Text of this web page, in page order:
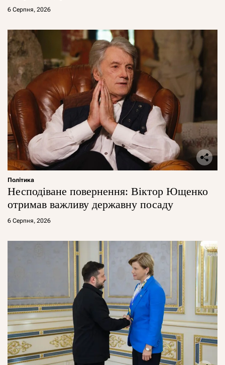
6 Серпня, 2026
Політика
Несподіване повернення: Віктор Ющенко
отримав важливу державну посаду
6 Серпня, 2026